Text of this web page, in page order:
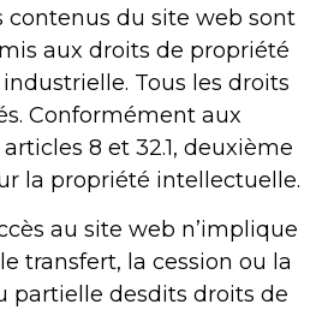
contenus du site web sont
aux droits de propriété
Tous les droits
Conformément aux
8 et 32.1, deuxième
la propriété intellectuelle.
au site web n’implique
transfert, la cession ou la
partielle desdits droits de